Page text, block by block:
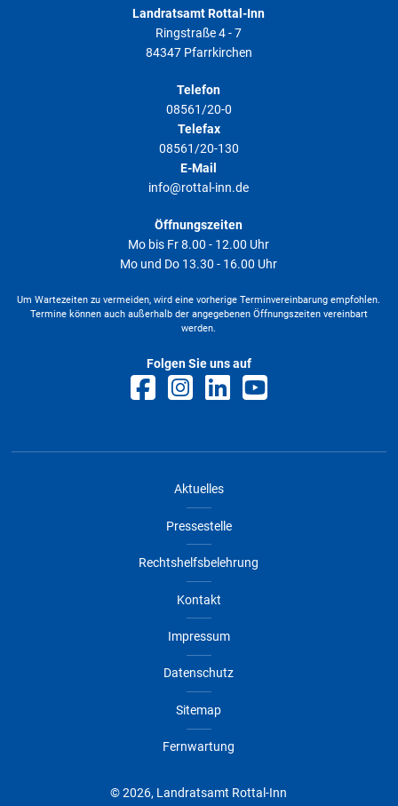
Landratsamt Rottal-Inn
Ringstraße 4 - 7
84347 Pfarrkirchen
Telefon
08561/20-0
Telefax
08561/20-130
E-Mail
info@rottal-inn.de
Öffnungszeiten
Mo bis Fr 8.00 - 12.00 Uhr
Mo und Do 13.30 - 16.00 Uhr
Um Wartezeiten zu vermeiden, wird eine vorherige Terminvereinbarung empfohlen.
Termine können auch außerhalb der angegebenen Öffnungszeiten vereinbart
werden.
Folgen Sie uns auf
© 2026, Landratsamt Rottal-Inn
Aktuelles
Pressestelle
Rechtshelfsbelehrung
Kontakt
Impressum
Datenschutz
Sitemap
Fernwartung